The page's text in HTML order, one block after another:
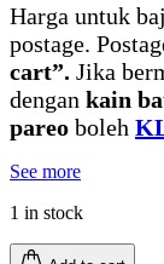
Harga untuk
postage.
cart”. Jika
dengan kain
pareo boleh
See more
1 in stock